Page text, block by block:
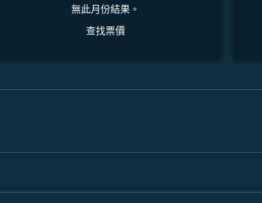
無此月份結果。
查找票價
CRK–MAD: cmp-view-offers-
CRK–MAD: cmp-view-offers-
CRK–MAD: cmp-view-
CRK–MAD: cmp-view-
CRK–MAD: cmp-
CRK–MAD: